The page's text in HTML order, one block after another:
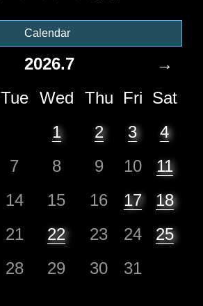
Calendar
2026.7
→
Tue Wed Thu Fri Sat
1
2 3
4
7 8 9 10
11
14 15 16 17
18
21 22 23 24
25
28 29 30 31